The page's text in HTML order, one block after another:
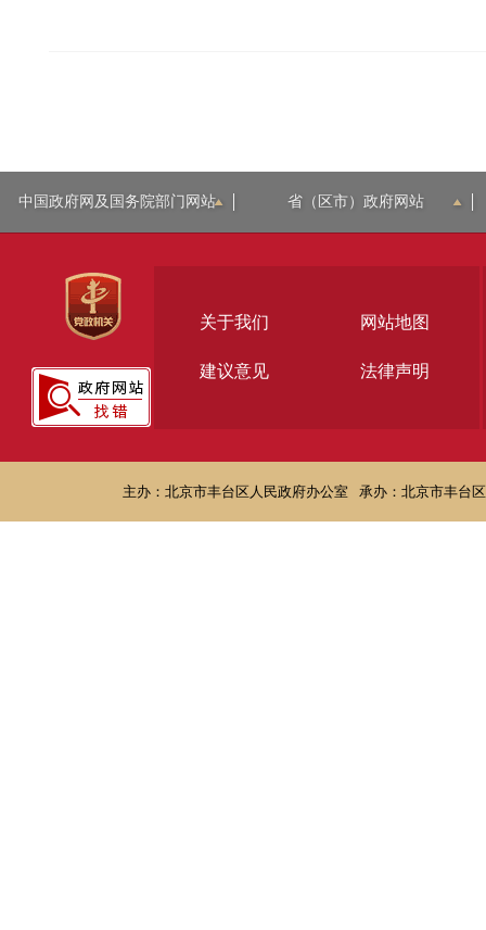
中国政府网及国务院部门网站 省（区市）政府网站
关于我们 网站地图
建议意见 法律声明
主办：北京市丰台区人民政府办公室 承办：北京市丰台